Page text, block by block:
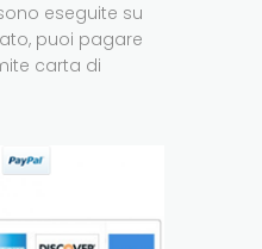
eseguite su
puoi pagare
carta di